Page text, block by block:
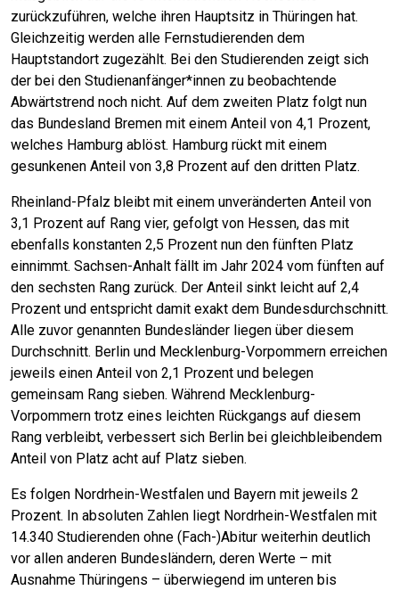
zurückzuführen, welche ihren Hauptsitz in Thüringen hat.
Gleichzeitig werden alle Fernstudierenden dem
Hauptstandort zugezählt. Bei den Studierenden zeigt sich
der bei den Studienanfänger*innen zu beobachtende
Abwärtstrend noch nicht. Auf dem zweiten Platz folgt nun
das Bundesland Bremen mit einem Anteil von 4,1 Prozent,
welches Hamburg ablöst. Hamburg rückt mit einem
gesunkenen Anteil von 3,8 Prozent auf den dritten Platz.
Rheinland-Pfalz bleibt mit einem unveränderten Anteil von
3,1 Prozent auf Rang vier, gefolgt von Hessen, das mit
ebenfalls konstanten 2,5 Prozent nun den fünften Platz
einnimmt. Sachsen-Anhalt fällt im Jahr 2024 vom fünften auf
den sechsten Rang zurück. Der Anteil sinkt leicht auf 2,4
Prozent und entspricht damit exakt dem Bundesdurchschnitt.
Alle zuvor genannten Bundesländer liegen über diesem
Durchschnitt. Berlin und Mecklenburg-Vorpommern erreichen
jeweils einen Anteil von 2,1 Prozent und belegen
gemeinsam Rang sieben. Während Mecklenburg-
Vorpommern trotz eines leichten Rückgangs auf diesem
Rang verbleibt, verbessert sich Berlin bei gleichbleibendem
Anteil von Platz acht auf Platz sieben.
Es folgen Nordrhein-Westfalen und Bayern mit jeweils 2
Prozent. In absoluten Zahlen liegt Nordrhein-Westfalen mit
14.340 Studierenden ohne (Fach-)Abitur weiterhin deutlich
vor allen anderen Bundesländern, deren Werte – mit
Ausnahme Thüringens – überwiegend im unteren bis